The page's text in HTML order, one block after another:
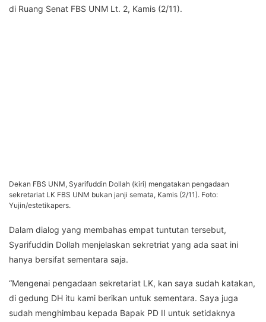
di Ruang Senat FBS UNM Lt. 2, Kamis (2/11).
Dekan FBS UNM, Syarifuddin Dollah (kiri) mengatakan pengadaan
sekretariat LK FBS UNM bukan janji semata, Kamis (2/11). Foto:
Yujin/estetikapers.
Dalam dialog yang membahas empat tuntutan tersebut,
Syarifuddin Dollah menjelaskan sekretriat yang ada saat ini
hanya bersifat sementara saja.
“Mengenai pengadaan sekretariat LK, kan saya sudah katakan,
di gedung DH itu kami berikan untuk sementara. Saya juga
sudah menghimbau kepada Bapak PD II untuk setidaknya